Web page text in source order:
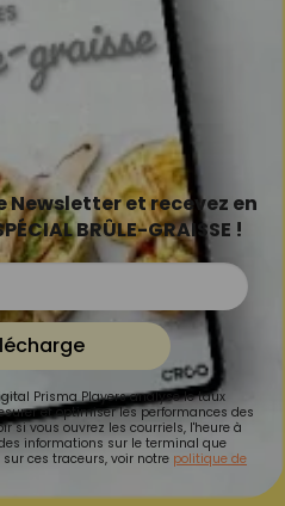
et recevez en
BRÛLE-GRAISSE !
Prisma Players analyse le taux
et optimiser les performances des
si vous ouvrez les courriels, l'heure à
informations sur le terminal que
ces traceurs, voir notre politique de